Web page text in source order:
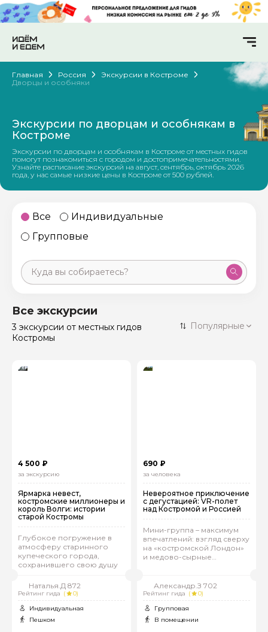
Главная Россия
Экскурсии в Костроме
Дворцы и особняки
Экскурсии по дворцам и особнякам в
Костроме
Экскурсии по дворцам и особнякам в Костроме от местных гидов
помогут познакомиться с городом и достопримечательностями.
Узнайте расписание экскурсий на август, сентябрь, октябрь 2026
года, у нас самые низкие цены в Костроме от 500 рублей.
Все
Индивидуальные
Групповые
Санкт-Петербург
Россия
50 экскурсий
Все экскурсии
3 экскурсии от местных гидов
Костромы
Популярные
4 500 ₽
за экскурсию
Ярмарка невест,
костромские миллионеры и
король Волги: истории
старой Костромы
Глубокое погружение в
атмосферу старинного
купеческого города,
сохранившего свою душу
Наталья.Д 872
Рейтинг гида (
0)
Индивидуальная
Пешком
690 ₽
за человека
Невероятное приключение
с дегустацией: VR-полет
над Костромой и Россией
Мини-группа – максимум
впечатлений: взгляд сверху
на «костромской Лондон»
и медово-сырные
Александр.З 702
Рейтинг гида (
0)
Групповая
В помещении